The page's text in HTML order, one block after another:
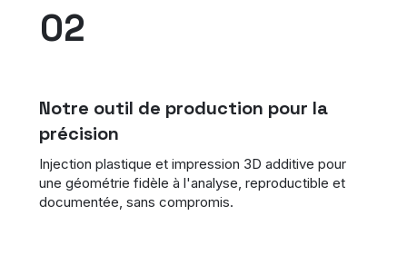
02
Notre outil de production pour la
précision
Injection plastique et impression 3D additive pour
une géométrie fidèle à l'analyse, reproductible et
documentée, sans compromis.